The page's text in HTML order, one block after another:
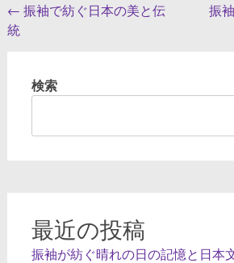
投
稿
← 振袖で紡ぐ日本の美と伝
統
振
検索
最近の投稿
振袖が紡ぐ晴れの日の記憶と日本